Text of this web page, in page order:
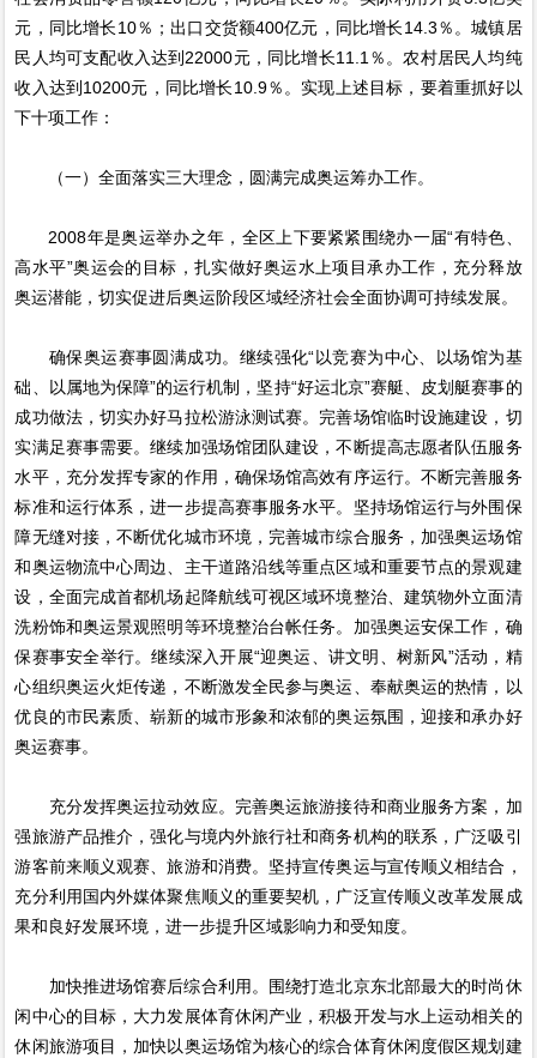
元，同比增长10％；出口交货额400亿元，同比增长14.3％。城镇居
民人均可支配收入达到22000元，同比增长11.1％。农村居民人均纯
收入达到10200元，同比增长10.9％。实现上述目标，要着重抓好以
下十项工作：
（一）全面落实三大理念，圆满完成奥运筹办工作。
2008年是奥运举办之年，全区上下要紧紧围绕办一届“有特色、
高水平”奥运会的目标，扎实做好奥运水上项目承办工作，充分释放
奥运潜能，切实促进后奥运阶段区域经济社会全面协调可持续发展。
确保奥运赛事圆满成功。继续强化“以竞赛为中心、以场馆为基
础、以属地为保障”的运行机制，坚持“好运北京”赛艇、皮划艇赛事的
成功做法，切实办好马拉松游泳测试赛。完善场馆临时设施建设，切
实满足赛事需要。继续加强场馆团队建设，不断提高志愿者队伍服务
水平，充分发挥专家的作用，确保场馆高效有序运行。不断完善服务
标准和运行体系，进一步提高赛事服务水平。坚持场馆运行与外围保
障无缝对接，不断优化城市环境，完善城市综合服务，加强奥运场馆
和奥运物流中心周边、主干道路沿线等重点区域和重要节点的景观建
设，全面完成首都机场起降航线可视区域环境整治、建筑物外立面清
洗粉饰和奥运景观照明等环境整治台帐任务。加强奥运安保工作，确
保赛事安全举行。继续深入开展“迎奥运、讲文明、树新风”活动，精
心组织奥运火炬传递，不断激发全民参与奥运、奉献奥运的热情，以
优良的市民素质、崭新的城市形象和浓郁的奥运氛围，迎接和承办好
奥运赛事。
充分发挥奥运拉动效应。完善奥运旅游接待和商业服务方案，加
强旅游产品推介，强化与境内外旅行社和商务机构的联系，广泛吸引
游客前来顺义观赛、旅游和消费。坚持宣传奥运与宣传顺义相结合，
充分利用国内外媒体聚焦顺义的重要契机，广泛宣传顺义改革发展成
果和良好发展环境，进一步提升区域影响力和受知度。
加快推进场馆赛后综合利用。围绕打造北京东北部最大的时尚休
闲中心的目标，大力发展体育休闲产业，积极开发与水上运动相关的
休闲旅游项目，加快以奥运场馆为核心的综合体育休闲度假区规划建